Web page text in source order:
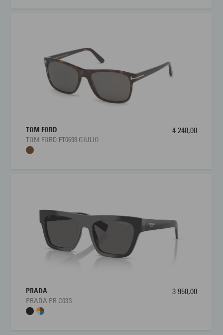
sportslig rektangulær design, komfortabel XXL‑passform og
pålitelig solbeskyttelse, og er et allsidig valg for deg som vil ha
én brille som fungerer både til aktiv bruk og mer avslappede
anledninger.
TOM FORD
TOM FORD FT0698 GIULIO
4 240,00
PRADA
PRADA PR C03S
3 950,00